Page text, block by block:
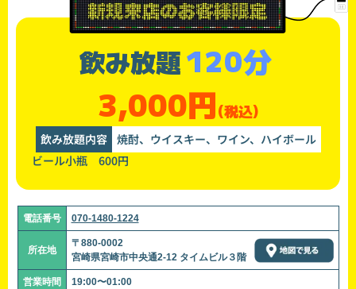
飲み放題120分
3,000円(税込)
飲み放題内容
焼酎、ウイスキー、ワイン、ハイボール
ビール小瓶 600円
電話番号 070-1480-1224
所在地
〒880-0002
宮崎県宮崎市中央通2-12 タイムビル３階
営業時間 19:00〜01:00